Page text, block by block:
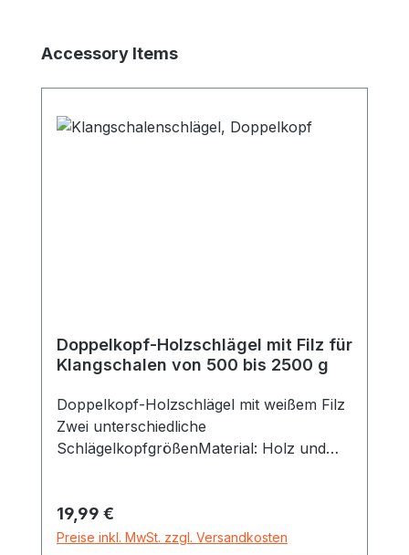
Produktgalerie überspringen
Accessory Items
Doppelkopf-Holzschlägel mit Filz für
Klangschalen von 500 bis 2500 g
Doppelkopf-Holzschlägel mit weißem Filz
Zwei unterschiedliche
SchlägelkopfgrößenMaterial: Holz und
zirka 40,5 cm Schlägelstil Buche,
Durchmesser zirka 1,2 cm Geeignet für
Regulärer Preis:
19,99 €
Preise inkl. MwSt. zzgl. Versandkosten